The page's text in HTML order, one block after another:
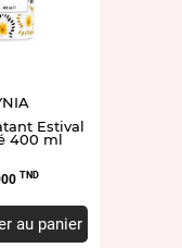
Estival
400 ml
TND
au panier